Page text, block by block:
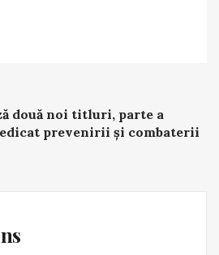
două noi titluri, parte a
prevenirii și combaterii